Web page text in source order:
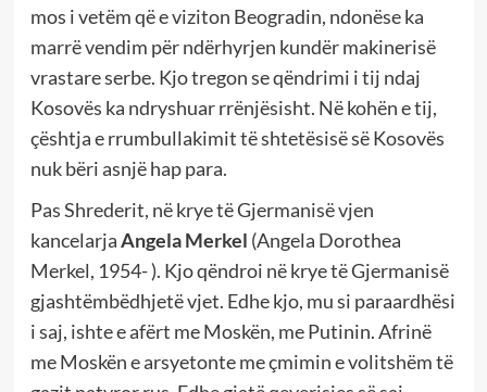
mos i vetëm që e viziton Beogradin, ndonëse ka
marrë vendim për ndërhyrjen kundër makinerisë
vrastare serbe. Kjo tregon se qëndrimi i tij ndaj
Kosovës ka ndryshuar rrënjësisht. Në kohën e tij,
çështja e rrumbullakimit të shtetësisë së Kosovës
nuk bëri asnjë hap para.
Pas Shrederit, në krye të Gjermanisë vjen
kancelarjaAngela Merkel (Angela Dorothea
Merkel, 1954- ). Kjo qëndroi në krye të Gjermanisë
gjashtëmbëdhjetë vjet. Edhe kjo, mu si paraardhësi
i saj, ishte e afërt me Moskën, me Putinin. Afrinë
me Moskën e arsyetonte me çmimin e volitshëm të